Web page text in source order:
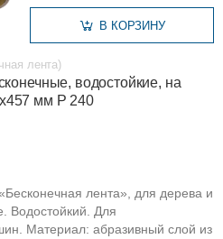
В КОРЗИНУ
лента)
водостойкие, на
мм Р 240
лента», для дерева и
Водостойкий. Для
Материал: абразивный слой из